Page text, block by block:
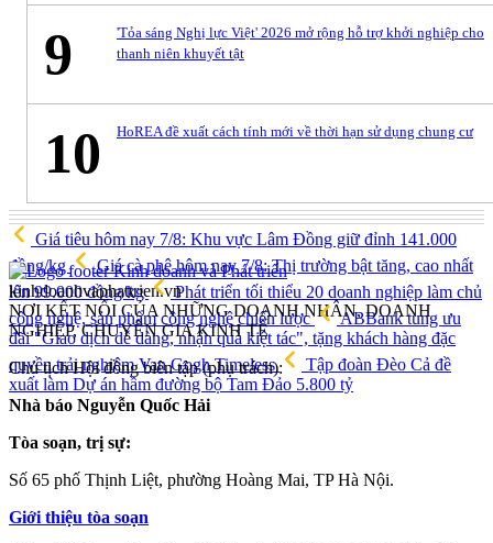
9
'Tỏa sáng Nghị lực Việt' 2026 mở rộng hỗ trợ khởi nghiệp cho
thanh niên khuyết tật
10 HoREA đề xuất cách tính mới về thời hạn sử dụng chung cư
Giá tiêu hôm nay 7/8: Khu vực Lâm Đồng giữ đỉnh 141.000
đồng/kg
Giá cà phê hôm nay 7/8: Thị trường bật tăng, cao nhất
lên 99.000 đồng/kg
Phát triển tối thiểu 20 doanh nghiệp làm chủ
công nghệ, sản phẩm công nghệ chiến lược
ABBank tung ưu
đãi "Giao dịch dễ dàng, nhận quà kiệt tác", tặng khách hàng đặc
quyền trải nghiệm Van Gogh Timeless
Tập đoàn Đèo Cả đề
xuất làm Dự án hầm đường bộ Tam Đảo 5.800 tỷ
kinhdoanhvaphattrien.vn
NƠI KẾT NỐI CỦA NHỮNG DOANH NHÂN, DOANH
NGHIỆP, CHUYÊN GIA KINH TẾ
Chủ tịch Hội đồng biên tập (phụ trách):
Nhà báo Nguyễn Quốc Hải
Tòa soạn, trị sự:
Số 65 phố Thịnh Liệt, phường Hoàng Mai, TP Hà Nội.
Giới thiệu tòa soạn